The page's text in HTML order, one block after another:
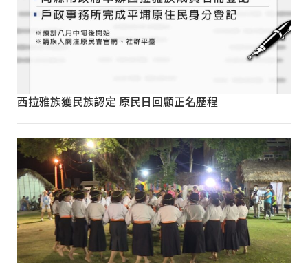
西拉雅族獲民族認定 原民日回顧正名歷程